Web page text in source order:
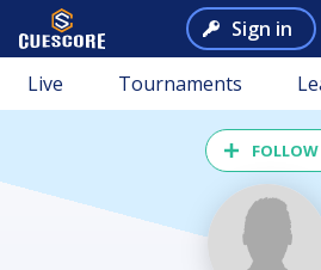
Sign in
Live Tournaments
FOLLOW